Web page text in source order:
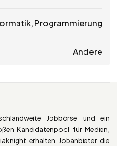
Programmierung
Andere
Jobbörse und ein
Kandidatenpool für Medien,
erhalten Jobanbieter die